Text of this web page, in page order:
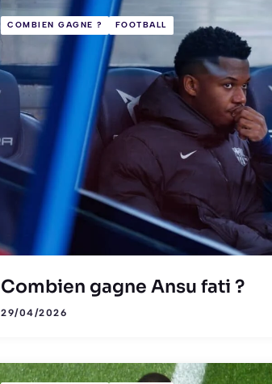
COMBIEN GAGNE ? FOOTBALL
Combien gagne Ansu fati ?
29/04/2026